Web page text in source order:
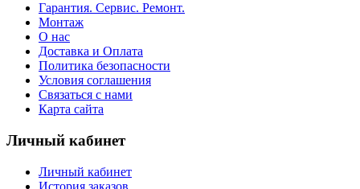
Гарантия. Сервис. Ремонт.
Монтаж
О нас
Доставка и Оплата
Политика безопасности
Условия соглашения
Связаться с нами
Карта сайта
Личный кабинет
Личный кабинет
История заказов